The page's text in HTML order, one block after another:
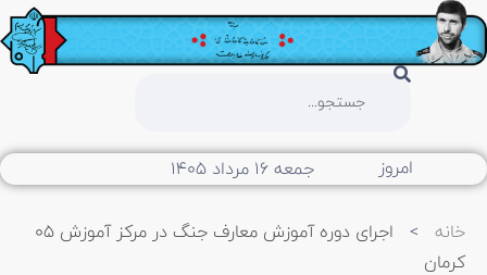
امروز جمعه ۱۶ مرداد ۱۴۰۵
خانه >
اجرای دوره آموزش معارف جنگ در مرکز آموزش 05
کرمان